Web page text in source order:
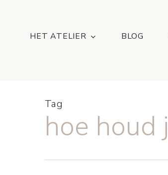
HET ATELIER BLOG
Tag
hoe houd